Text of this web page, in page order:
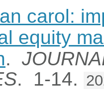
carol:
equity
.
. 1-14.